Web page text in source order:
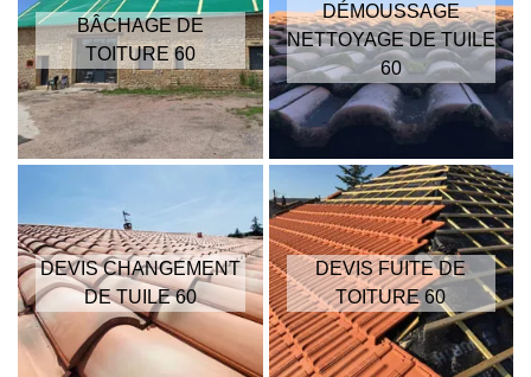
BÂCHAGE DE
TOITURE 60
DÉMOUSSAGE
NETTOYAGE DE TUILE
60
DEVIS CHANGEMENT
DE TUILE 60
DEVIS FUITE DE
TOITURE 60